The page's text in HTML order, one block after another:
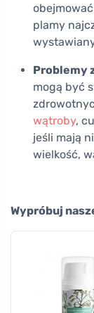
plamy
Problemy
mogą być
wątroby,
jeśli mają
wielkość,
Wypróbuj